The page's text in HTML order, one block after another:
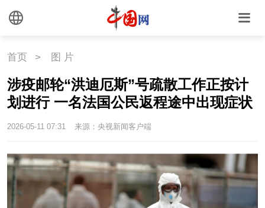
首页 > 图 片
涉疫邮轮“洪迪厄斯”号疏散工作正按计
划进行 一名法国公民返程途中出现症状
2026-05-11 07:31 来源：央视新闻客户端